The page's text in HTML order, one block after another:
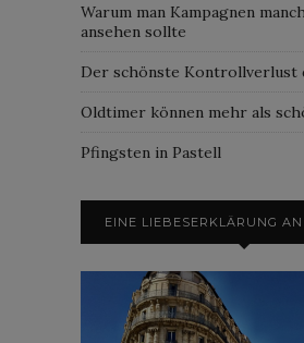
Warum man Kampagnen
ansehen sollte
Der schönste Kontrollverlust
Oldtimer können mehr als
Pfingsten in Pastell
EINE LIEBESERKLÄRUNG